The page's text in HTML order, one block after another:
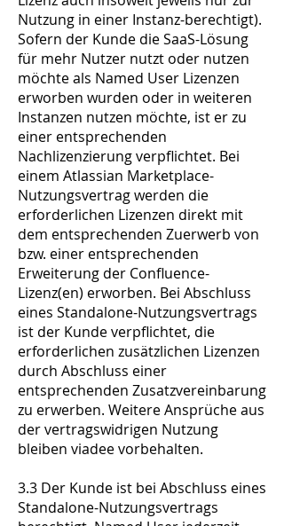
Nutzung in einer Instanz-berechtigt).
Sofern der Kunde die SaaS-Lösung
für mehr Nutzer nutzt oder nutzen
möchte als Named User Lizenzen
erworben wurden oder in weiteren
Instanzen nutzen möchte, ist er zu
einer entsprechenden
Nachlizenzierung verpflichtet. Bei
einem Atlassian Marketplace-
Nutzungsvertrag werden die
erforderlichen Lizenzen direkt mit
dem entsprechenden Zuerwerb von
bzw. einer entsprechenden
Erweiterung der Confluence-
Lizenz(en) erworben. Bei Abschluss
eines Standalone-Nutzungsvertrags
ist der Kunde verpflichtet, die
erforderlichen zusätzlichen Lizenzen
durch Abschluss einer
entsprechenden Zusatzvereinbarung
zu erwerben. Weitere Ansprüche aus
der vertragswidrigen Nutzung
bleiben viadee vorbehalten.
3.3 Der Kunde ist bei Abschluss eines
Standalone-Nutzungsvertrags